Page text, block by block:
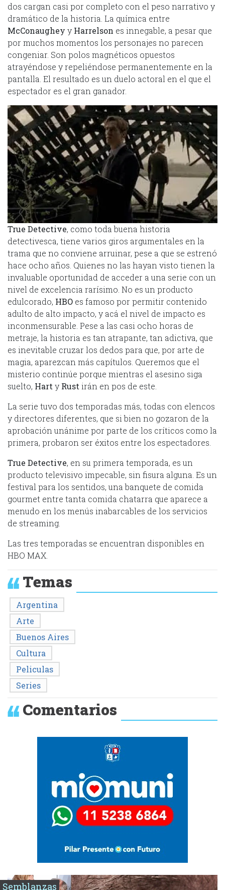
dos cargan casi por completo con el peso narrativo y
dramático de la historia. La química entre
McConaughey y Harrelson es innegable, a pesar que
por muchos momentos los personajes no parecen
congeniar. Son polos magnéticos opuestos
atrayéndose y repeliéndose permanentemente en la
pantalla. El resultado es un duelo actoral en el que el
espectador es el gran ganador.
True Detective, como toda buena historia
detectivesca, tiene varios giros argumentales en la
trama que no conviene arruinar, pese a que se estrenó
hace ocho años. Quienes no las hayan visto tienen la
invaluable oportunidad de acceder a una serie con un
nivel de excelencia rarísimo. No es un producto
edulcorado, HBO es famoso por permitir contenido
adulto de alto impacto, y acá el nivel de impacto es
inconmensurable. Pese a las casi ocho horas de
metraje, la historia es tan atrapante, tan adictiva, que
es inevitable cruzar los dedos para que, por arte de
magia, aparezcan más capítulos. Queremos que el
misterio continúe porque mientras el asesino siga
suelto, Hart y Rust irán en pos de este.
La serie tuvo dos temporadas más, todas con elencos
y directores diferentes, que si bien no gozaron de la
aprobación unánime por parte de los críticos como la
primera, probaron ser éxitos entre los espectadores.
True Detective, en su primera temporada, es un
producto televisivo impecable, sin fisura alguna. Es un
festival para los sentidos, una banquete de comida
gourmet entre tanta comida chatarra que aparece a
menudo en los menús inabarcables de los servicios
de streaming.
Las tres temporadas se encuentran disponibles en
HBO MAX.
Temas
Argentina
Arte
Buenos Aires
Cultura
Peliculas
Series
Comentarios
Semblanzas